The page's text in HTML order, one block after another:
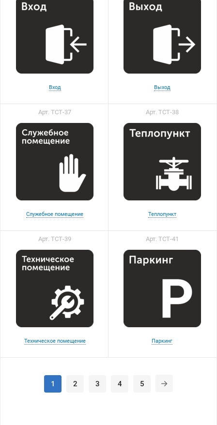
Вход Выход
Арт. ТСТ-37
Служебное помещение
Арт. ТСТ-38
Теплопункт
Арт. ТСТ-39
Техническое помещение
Арт. ТСТ-41
Паркинг
1 2 3 4 5